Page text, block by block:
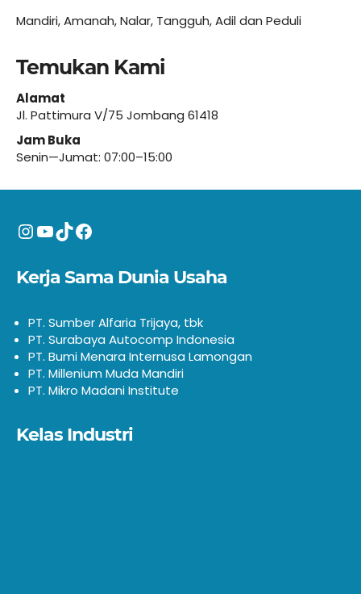
Mandiri, Amanah, Nalar, Tangguh, Adil dan Peduli
Temukan Kami
Alamat
Jl. Pattimura V/75 Jombang 61418
Jam Buka
Senin—Jumat: 07:00–15:00
Instagram
YouTube
TikTokFacebook
Kerja Sama Dunia Usaha
PT. Sumber Alfaria Trijaya, tbk
PT. Surabaya Autocomp Indonesia
PT. Bumi Menara Internusa Lamongan
PT. Millenium Muda Mandiri
PT. Mikro Madani Institute
Kelas Industri